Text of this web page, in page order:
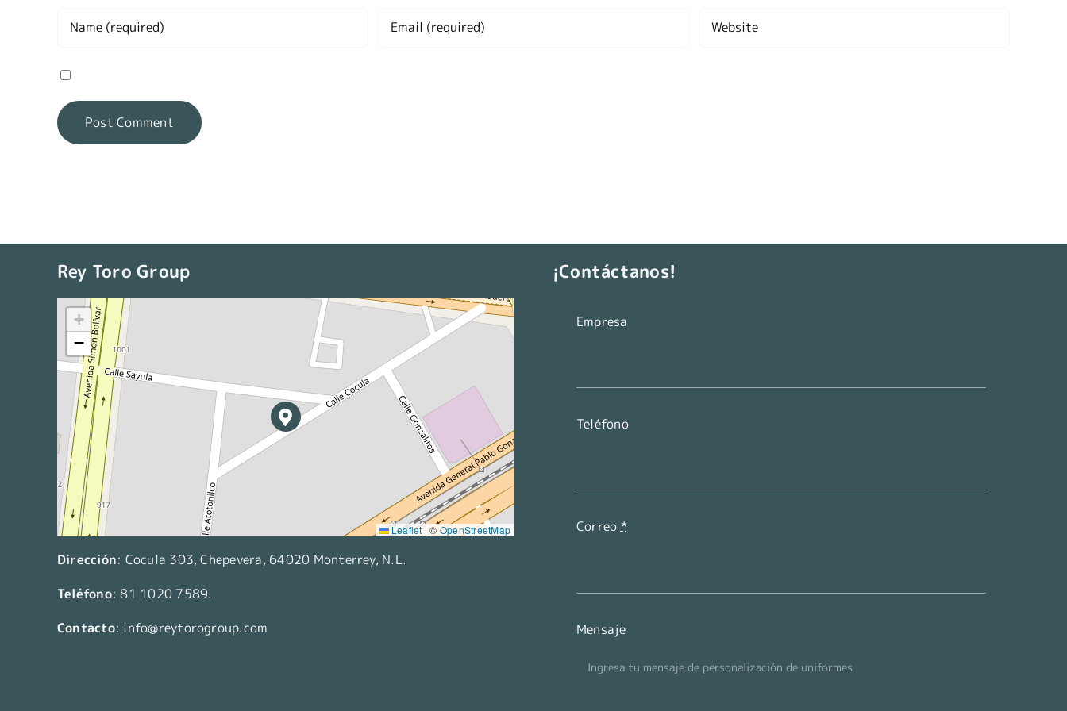
Rey Toro Group
+
−
Leaflet| ©OpenStreetMap
Dirección: Cocula 303, Chepevera, 64020 Monterrey, N.L.
Teléfono: 81 1020 7589.
Contacto: info@reytorogroup.com
¡Contáctanos!
Empresa
Teléfono
Correo*
Mensaje